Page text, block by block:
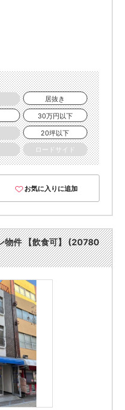
居抜き
30万円以下
20坪以下
ロードサイド
お気に入りに追加
物件 【飲食可】 (20780